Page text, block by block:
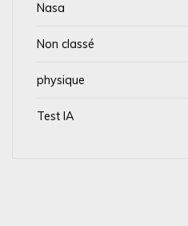
Nasa
Non classé
physique
Test IA